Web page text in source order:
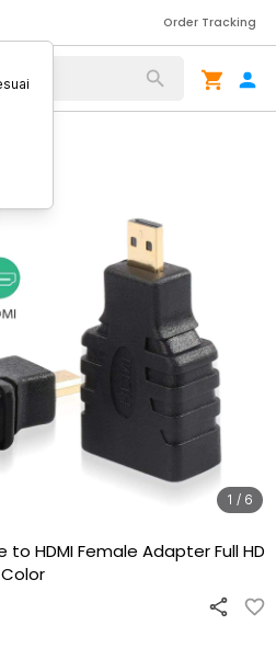
Order Tracking
1 / 6
to HDMI Female Adapter Full HD